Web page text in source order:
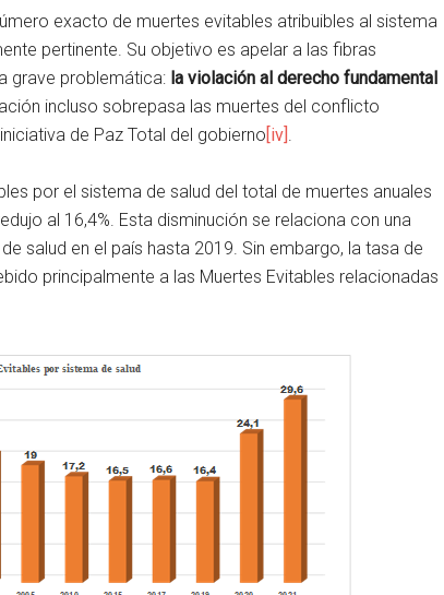
exacto de muertes evitables atribuibles al sistema
pertinente. Su objetivo es apelar a las fibras
grave problemática: la violación al derecho fundamental
incluso sobrepasa las muertes del conflicto
de Paz Total del gobierno [iv] .
por el sistema de salud del total de muertes anuales
al 16,4%. Esta disminución se relaciona con una
salud en el país hasta 2019. Sin embargo, la tasa de
principalmente a las Muertes Evitables relacionadas